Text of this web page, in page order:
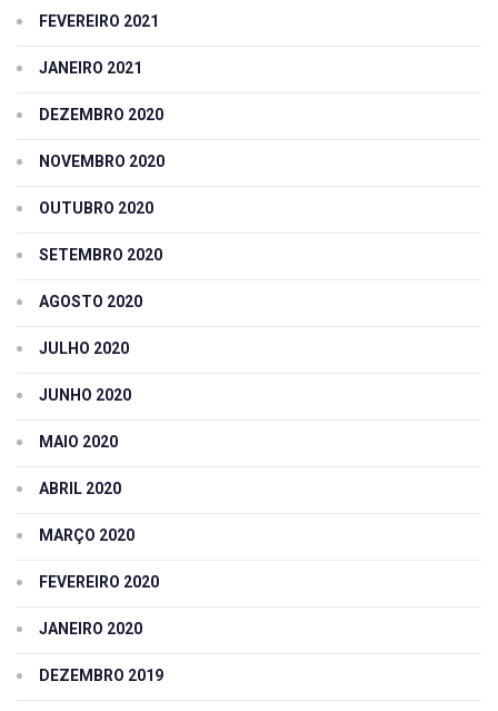
FEVEREIRO 2021
JANEIRO 2021
DEZEMBRO 2020
NOVEMBRO 2020
OUTUBRO 2020
SETEMBRO 2020
AGOSTO 2020
JULHO 2020
JUNHO 2020
MAIO 2020
ABRIL 2020
MARÇO 2020
FEVEREIRO 2020
JANEIRO 2020
DEZEMBRO 2019